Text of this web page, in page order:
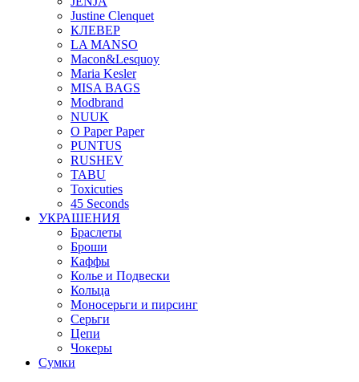
Justine Clenquet
КЛЕВЕР
LA MANSO
Macon&Lesquoy
Maria Kesler
MISA BAGS
Modbrand
NUUK
O Paper Paper
PUNTUS
RUSHEV
TABU
Toxicuties
45 Seconds
УКРАШЕНИЯ
Браслеты
Броши
Каффы
Колье и Подвески
Кольца
Моносерьги и пирсинг
Серьги
Цепи
Чокеры
Сумки